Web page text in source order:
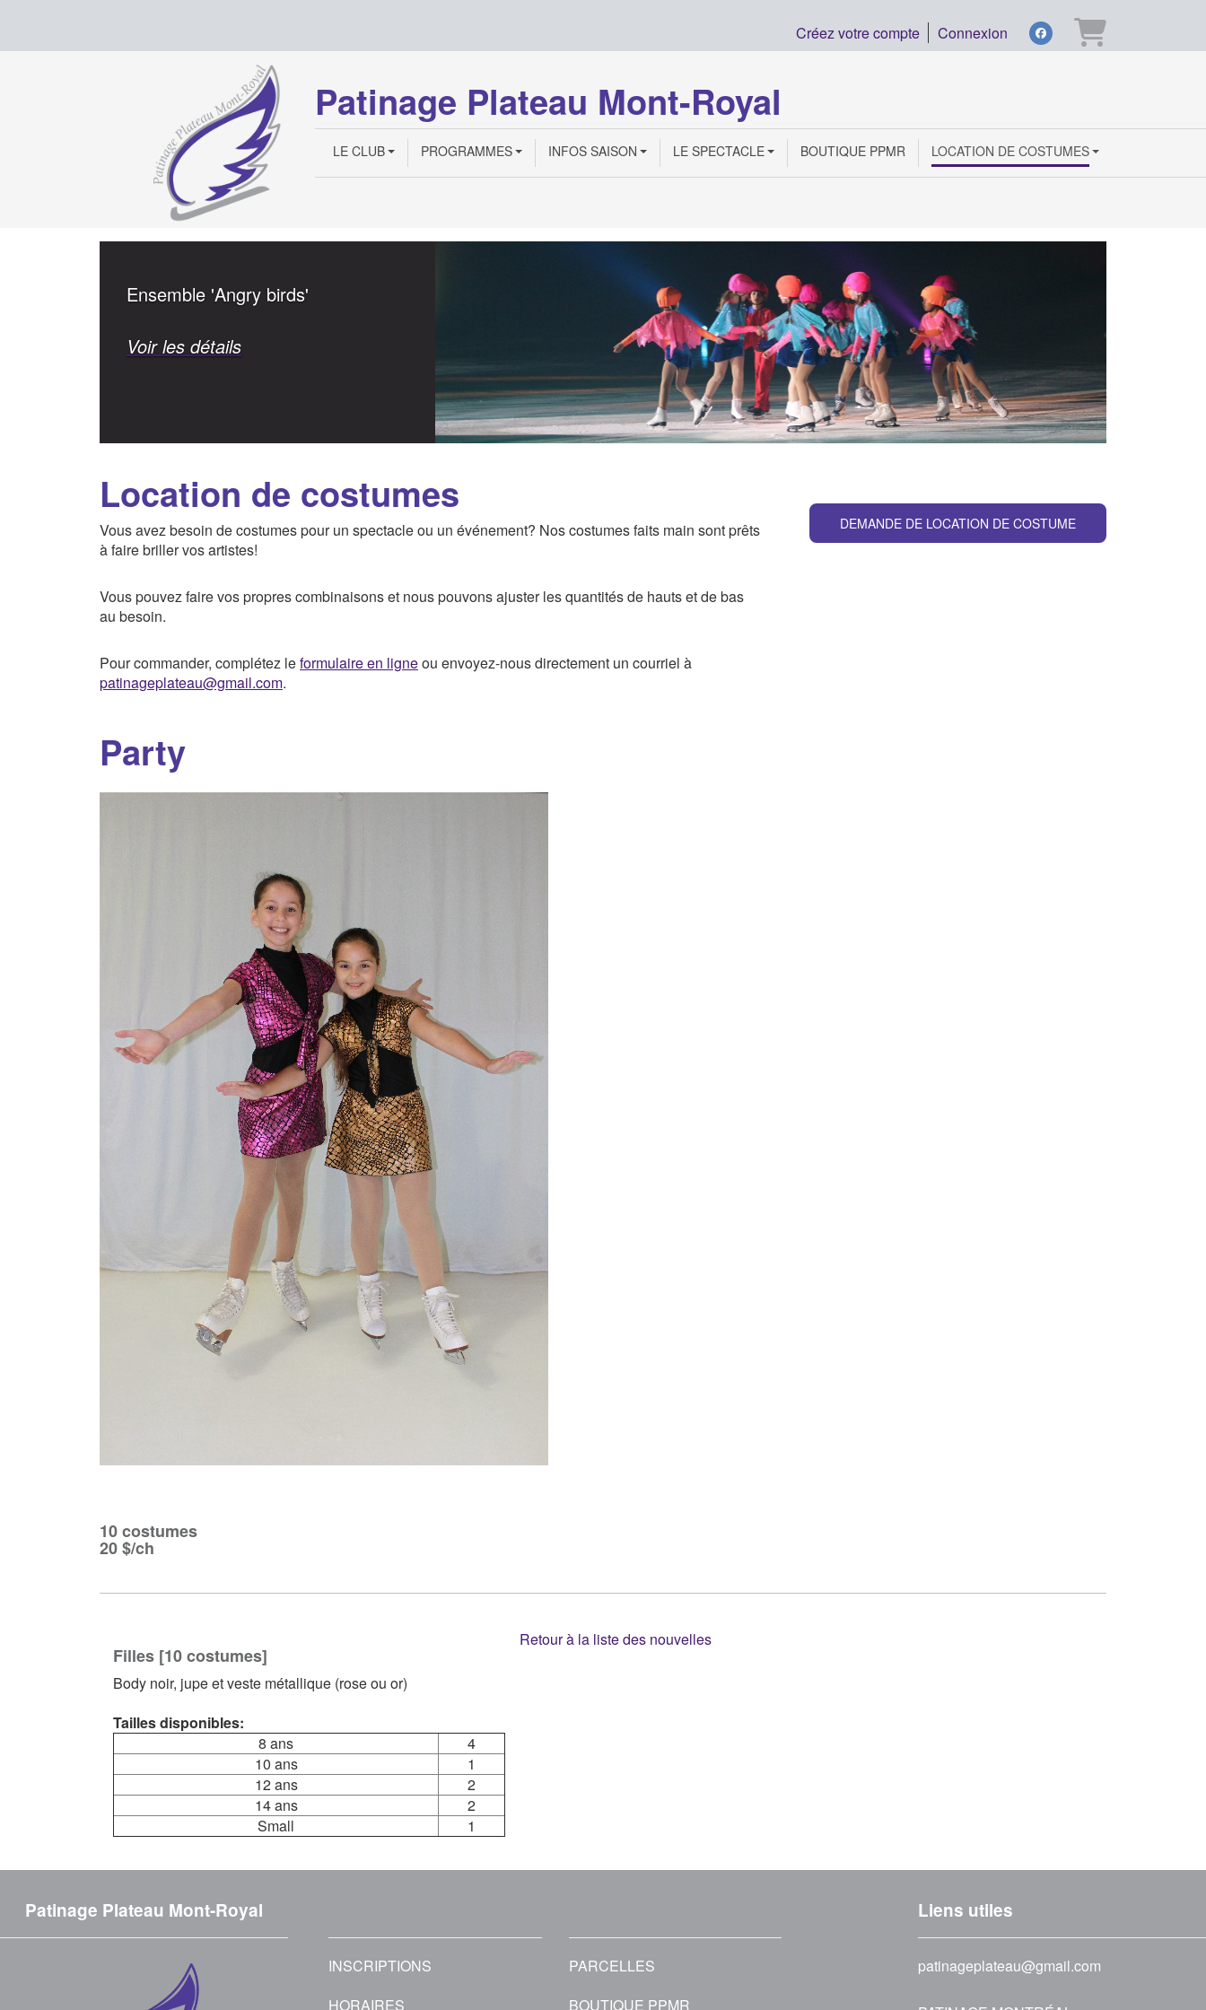
Créez votre compte Connexion facebookPanier
Patinage Plateau Mont-Royal
LE CLUB PROGRAMMES INFOS SAISON LE SPECTACLE BOUTIQUE PPMR LOCATION DE COSTUMES
Ensemble 'Angry birds'
Voir les détails
Location de costumes
Vous avez besoin de costumes pour un spectacle ou un événement? Nos costumes faits main sont prêts
à faire briller vos artistes!
Vous pouvez faire vos propres combinaisons et nous pouvons ajuster les quantités de hauts et de bas
au besoin.
Pour commander, complétez leformulaire en ligneou envoyez-nous directement un courriel à
patinageplateau@gmail.com.
DEMANDE DE LOCATION DE COSTUME
Party
10 costumes
20 $/ch
Filles [10 costumes]
Body noir, jupe et veste métallique (rose ou or)
Tailles disponibles:
8 ans
4
10 ans
1
12 ans
2
14 ans
2
Small
1
Retour à la liste des nouvelles
Patinage Plateau Mont-Royal
INSCRIPTIONS
HORAIRES
PARCELLES
BOUTIQUE PPMR
Liens utiles
patinageplateau@gmail.com